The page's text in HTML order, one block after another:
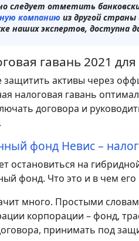
следует отметить
компанию из другой
наших экспертов, доступна
гавань 2021
защитить активы через
налоговая гавань
договора и
фонд Невис –
остановиться на
фонд. Что это и в чем
много. Простыми
корпорации – фонд,
принимать под